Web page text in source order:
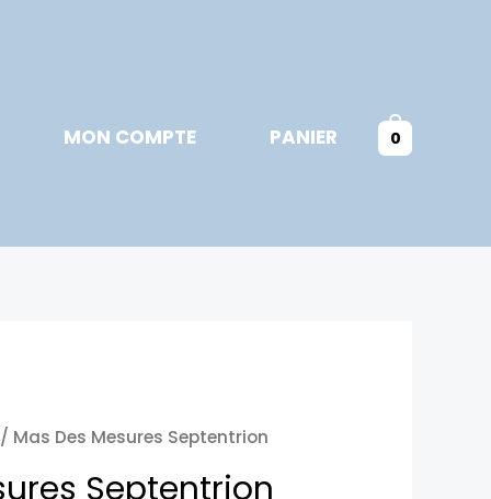
MON COMPTE PANIER 0
Mas Des Mesures Septentrion
Septentrion